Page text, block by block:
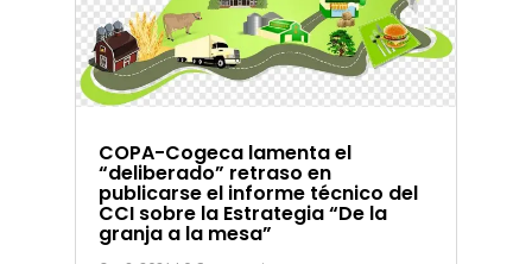
COPA-Cogeca lamenta el
“deliberado” retraso en
publicarse el informe técnico del
CCI sobre la Estrategia “De la
granja a la mesa”